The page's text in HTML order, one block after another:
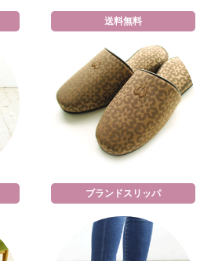
送料無料
ブランドスリッパ